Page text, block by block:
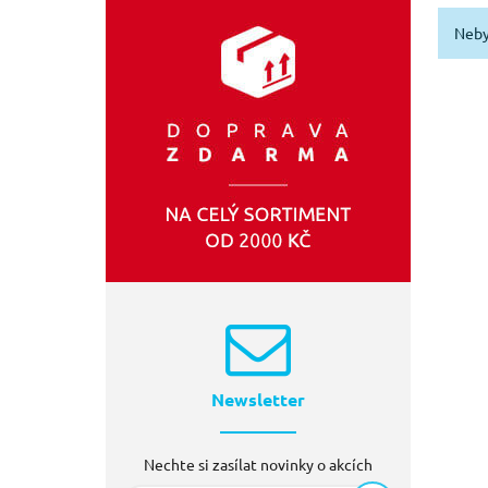
EXTOL-CRAFT(16)
EXTOL-INDUSTRIAL(3)
Newsletter
Nechte si zasílat novinky o akcích